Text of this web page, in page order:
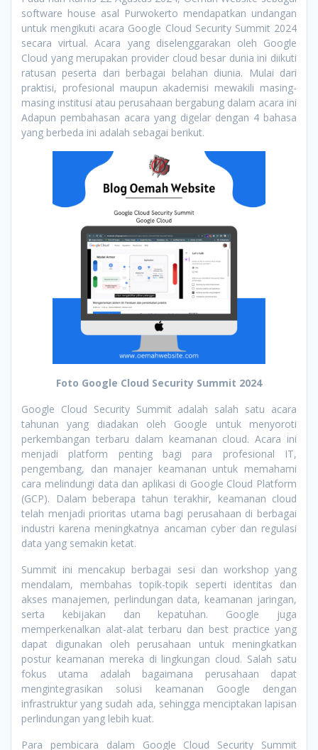
software house asal Purwokerto mendapatkan undangan
untuk mengikuti acara Google Cloud Security Summit 2024
secara virtual. Acara yang diselenggarakan oleh Google
Cloud yang merupakan provider cloud besar dunia ini diikuti
ratusan peserta dari berbagai belahan diunia. Mulai dari
praktisi, profesional maupun akademisi mewakili masing-
masing institusi atau perusahaan bergabung dalam acara ini
Adapun pembahasan acara yang digelar dengan 4 bahasa
yang berbeda ini adalah sebagai berikut.
Foto Google Cloud Security Summit 2024
Google Cloud Security Summit adalah salah satu acara
tahunan yang diadakan oleh Google untuk menyoroti
perkembangan terbaru dalam keamanan cloud. Acara ini
menjadi platform penting bagi para profesional IT,
pengembang, dan manajer keamanan untuk memahami
cara melindungi data dan aplikasi di Google Cloud Platform
(GCP). Dalam beberapa tahun terakhir, keamanan cloud
telah menjadi prioritas utama bagi perusahaan di berbagai
industri karena meningkatnya ancaman cyber dan regulasi
data yang semakin ketat.
Summit ini mencakup berbagai sesi dan workshop yang
mendalam, membahas topik-topik seperti identitas dan
akses manajemen, perlindungan data, keamanan jaringan,
serta kebijakan dan kepatuhan. Google juga
memperkenalkan alat-alat terbaru dan best practice yang
dapat digunakan oleh perusahaan untuk meningkatkan
postur keamanan mereka di lingkungan cloud. Salah satu
fokus utama adalah bagaimana perusahaan dapat
mengintegrasikan solusi keamanan Google dengan
infrastruktur yang sudah ada, sehingga menciptakan lapisan
perlindungan yang lebih kuat.
Para pembicara dalam Google Cloud Security Summit